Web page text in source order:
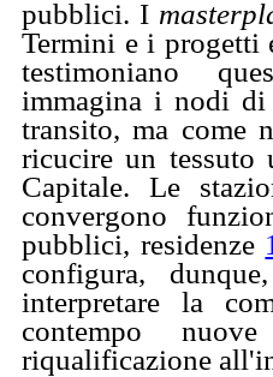
pubblici. I
Termini e i progetti
testimoniano
immagina i nodi
transito, ma come
ricucire un tessuto
Capitale. Le
convergono
pubblici, residenze
configura,
interpretare la
contempo
riqualificazione